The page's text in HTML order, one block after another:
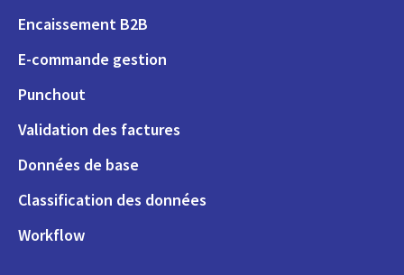
Encaissement B2B
E-commande gestion
Punchout
Validation des factures
Données de base
Classification des données
Workflow